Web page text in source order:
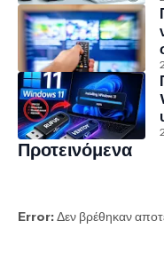
Προτεινόμενα
Error:Δεν βρέθηκαν